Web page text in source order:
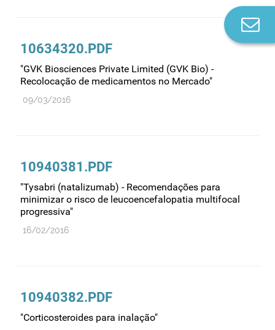
10634320.PDF
"GVK Biosciences Private Limited (GVK Bio) -
Recolocação de medicamentos no Mercado"
09/03/2016
10940381.PDF
"Tysabri (natalizumab) - Recomendações para
minimizar o risco de leucoencefalopatia multifocal
progressiva"
16/02/2016
10940382.PDF
"Corticosteroides para inalação"